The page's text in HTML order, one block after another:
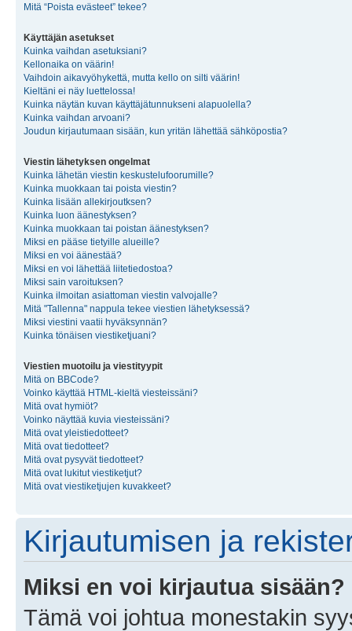
Mitä “Poista evästeet” tekee?
Käyttäjän asetukset
Kuinka vaihdan asetuksiani?
Kellonaika on väärin!
Vaihdoin aikavyöhykettä, mutta kello on silti väärin!
Kieltäni ei näy luettelossa!
Kuinka näytän kuvan käyttäjätunnukseni alapuolella?
Kuinka vaihdan arvoani?
Joudun kirjautumaan sisään, kun yritän lähettää sähköpostia?
Viestin lähetyksen ongelmat
Kuinka lähetän viestin keskustelufoorumille?
Kuinka muokkaan tai poista viestin?
Kuinka lisään allekirjoutksen?
Kuinka luon äänestyksen?
Kuinka muokkaan tai poistan äänestyksen?
Miksi en pääse tietyille alueille?
Miksi en voi äänestää?
Miksi en voi lähettää liitetiedostoa?
Miksi sain varoituksen?
Kuinka ilmoitan asiattoman viestin valvojalle?
Mitä "Tallenna" nappula tekee viestien lähetyksessä?
Miksi viestini vaatii hyväksynnän?
Kuinka tönäisen viestiketjuani?
Viestien muotoilu ja viestityypit
Mitä on BBCode?
Voinko käyttää HTML-kieltä viesteissäni?
Mitä ovat hymiöt?
Voinko näyttää kuvia viesteissäni?
Mitä ovat yleistiedotteet?
Mitä ovat tiedotteet?
Mitä ovat pysyvät tiedotteet?
Mitä ovat lukitut viestiketjut?
Mitä ovat viestiketjujen kuvakkeet?
Kirjautumisen ja
Miksi en voi kirjautua sisään?
Tämä voi johtua monestakin